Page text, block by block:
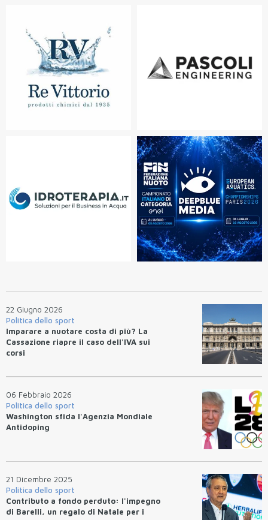
22 Giugno 2026
Politica dello sport
Imparare a nuotare costa di più? La
Cassazione riapre il caso dell'IVA sui
corsi
06 Febbraio 2026
Politica dello sport
Washington sfida l'Agenzia Mondiale
Antidoping
21 Dicembre 2025
Politica dello sport
Contributo a fondo perduto: l'impegno
di Barelli, un regalo di Natale per i